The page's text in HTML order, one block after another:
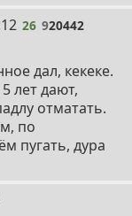
26 920442
дал, кекеке.
лет дают,
отматать.
по
пугать, дура